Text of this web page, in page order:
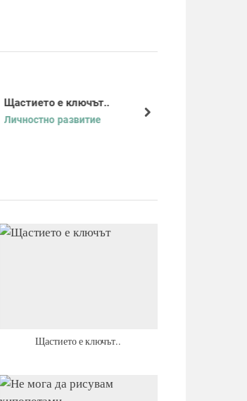
Щастието е ключът..
Личностно развитие next
Щастието е ключът..